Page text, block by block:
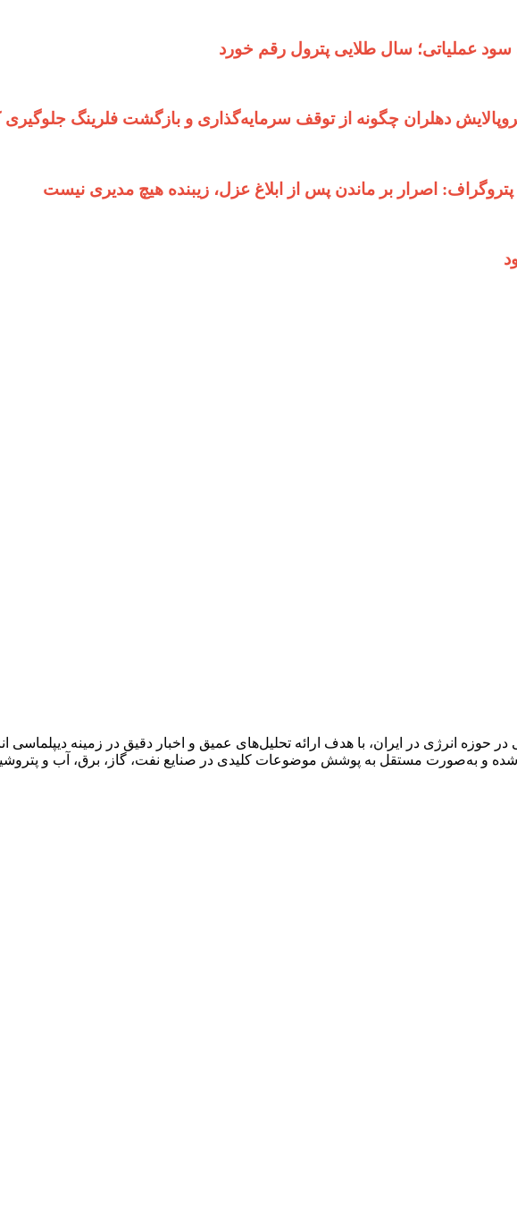
دهلران چگونه از توقف سرمایه‌گذاری و بازگشت فلرینگ جلوگیری
اصرار بر ماندن پس از ابلاغ عزل، زیبنده هیچ مدیری نیست
انرژی در ایران، با هدف ارائه تحلیل‌های عمیق و اخبار دقیق در زمینه دیپلماسی
و به‌صورت مستقل به پوشش موضوعات کلیدی در صنایع نفت، گاز، برق، آب و